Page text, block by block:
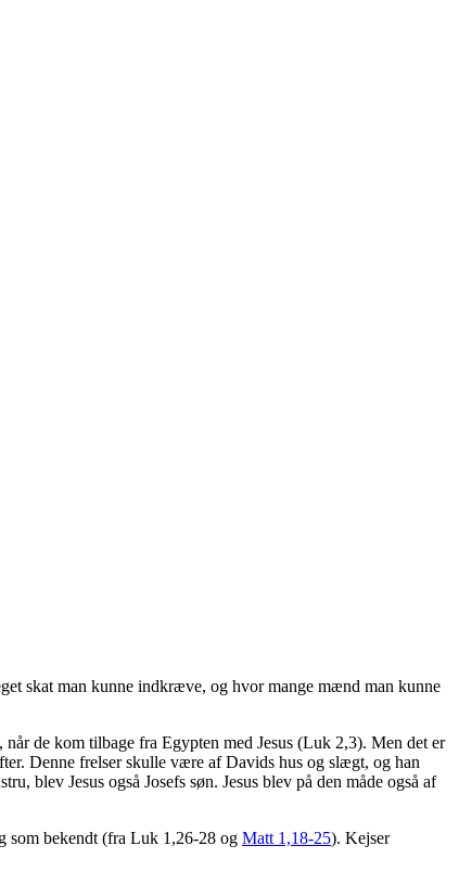
skat man kunne indkræve, og hvor mange mænd man kunne
de kom tilbage fra Egypten med Jesus (Luk 2,3). Men det er
Denne frelser skulle være af Davids hus og slægt, og han
blev Jesus også Josefs søn. Jesus blev på den måde også af
som bekendt (fra Luk 1,26-28 og Matt 1,18-25). Kejser